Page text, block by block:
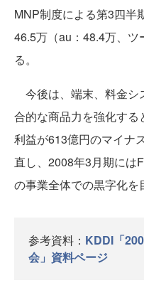
MNP制度による第3四半
46.5万（au：48.4万、
る。
今後は、端末、料金シ
合的な商品力を強化す
利益が613億円のマイナ
直し、2008年3月期には
の事業全体での黒字化を
参考資料： KDDI「
会」資料ページ